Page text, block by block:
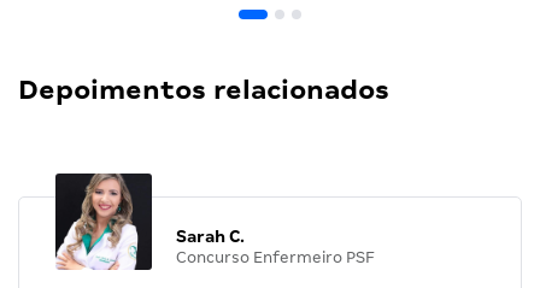
Depoimentos relacionados
Sarah C.
Concurso Enfermeiro PSF